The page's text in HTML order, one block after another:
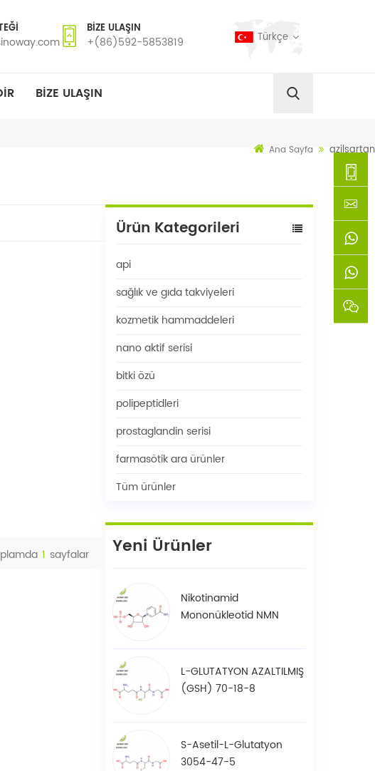
BIZE ULAŞIN
+(86)592-5853819 Türkçe
BIZE ULAŞIN
Ana Sayfa azilsartan
Ürün Kategorileri
api
sağlık ve gıda takviyeleri
kozmetik hammaddeleri
nano aktif serisi
bitki özü
polipeptidleri
prostaglandin serisi
farmasötik ara ürünler
Tüm ürünler
Yeni Ürünler
Nikotinamid
Mononükleotid NMN
L-GLUTATYON AZALTILMIŞ
(GSH) 70-18-8
S-Asetil-L-Glutatyon
3054-47-5
1 sayfalar
5853819